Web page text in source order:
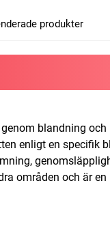
produkter
blandning och
enligt en specifik
områden och är